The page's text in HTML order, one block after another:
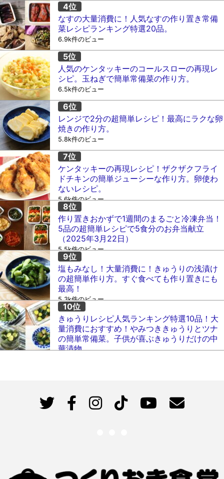
なすの大量消費に！人気なすの作り置き常備
菜レシピランキング特選20品。
6.9k件のビュー
人気のケンタッキーのコールスローの再現レ
シピ。玉ねぎで簡単常備菜の作り方。
6.5k件のビュー
レンジで2分の超簡単レシピ！最高にラクな卵
焼きの作り方。
5.8k件のビュー
ケンタッキーの再現レシピ！ザクザクフライ
ドチキンの簡単ジューシーな作り方。卵使わ
ないレシピ。
5.6k件のビュー
作り置きおかずで1週間のまるごと冷凍弁当！
5品の超簡単レシピで5食分のお弁当献立
（2025年3月22日）
5.5k件のビュー
塩もみなし！大量消費に！きゅうりの浅漬け
の超簡単作り方。すぐ食べても作り置きにも
最高！
5.3k件のビュー
きゅうりレシピ人気ランキング特選10品！大
量消費におすすめ！やみつききゅうりとツナ
の簡単常備菜。子供が喜ぶきゅうりだけの中
華漬物。